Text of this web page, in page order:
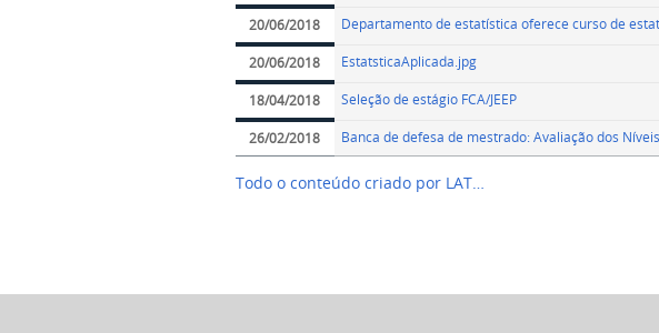
20/06/2018
Departamento de estatística oferece curso de
20/06/2018 EstatsticaAplicada.jpg
18/04/2018 Seleção de estágio FCA/JEEP
26/02/2018 Banca de defesa de mestrado: Avaliação dos
Todo o conteúdo criado por LAT…